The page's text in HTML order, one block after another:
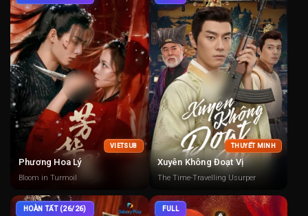
VIETSUB
Phương Hoa Lý
Bloom in Turmoil
THUYẾT MINH
Xuyên Không Đoạt Vị
The Time-Travelling Usurper
HOÀN TẤT (26/26) FULL